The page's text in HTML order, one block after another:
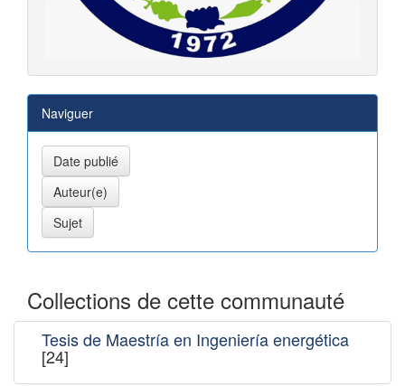
Naviguer
Collections de cette communauté
Tesis de Maestría en Ingeniería energética
[24]